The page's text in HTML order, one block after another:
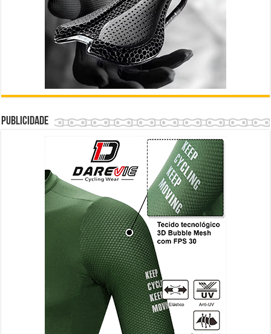
Publicidade